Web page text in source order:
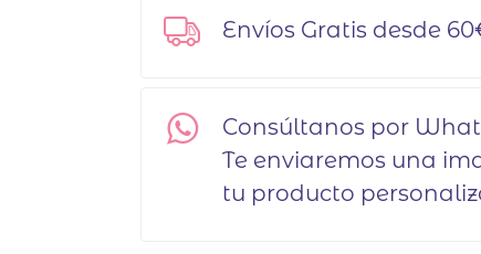
Envíos Gratis desde
Consúltanos por
Te enviaremos una
tu producto